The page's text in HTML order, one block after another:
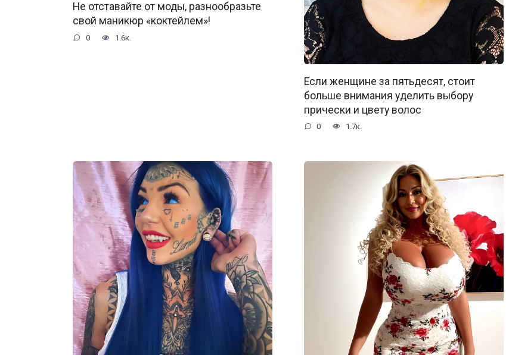
Не отставайте от моды, разнообразьте
свой маникюр «коктейлем»!
0 1.6к.
Если женщине за пятьдесят, стоит
больше внимания уделить выбору
прически и цвету волос
0 1.7к.